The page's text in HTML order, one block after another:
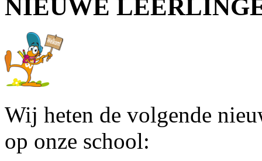
NIEUWE
Wij heten de volgende
op onze school: